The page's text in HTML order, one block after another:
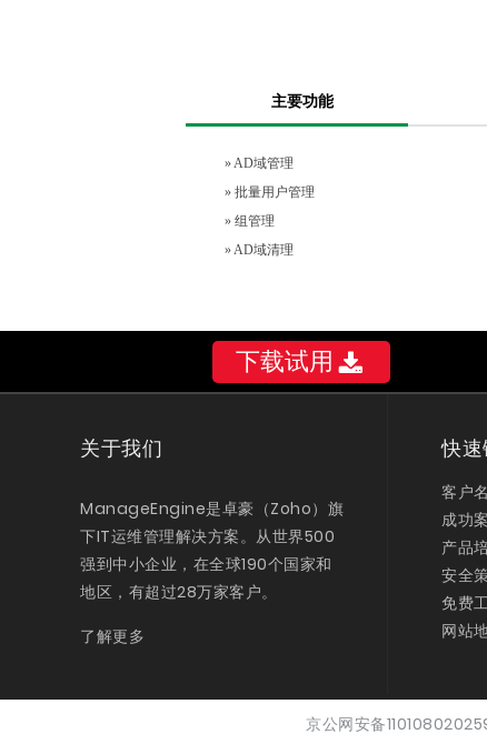
主要功能
»AD域管理
» 批量用户管理
» 组管理
»AD域清理
下载试用
关于我们
ManageEngine是卓豪（Zoho）旗
下IT运维管理解决方案。从世界500
强到中小企业，在全球190个国家和
地区，有超过28万家客户。
了解更多
快
客户
成功
产品
安全
免费
网站
京公网安备